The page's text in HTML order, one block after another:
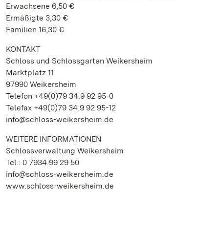
Erwachsene 6,50 €
Ermäßigte 3,30 €
Familien 16,30 €
KONTAKT
Schloss und Schlossgarten Weikersheim
Marktplatz 11
97990 Weikersheim
Telefon +49(0)79 34.9 92 95-0
Telefax +49(0)79 34.9 92 95-12
info@schloss-weikersheim.de
WEITERE INFORMATIONEN
Schlossverwaltung Weikersheim
Tel.: 0 7934.99 29 50
info@schloss-weikersheim.de
www.schloss-weikersheim.de